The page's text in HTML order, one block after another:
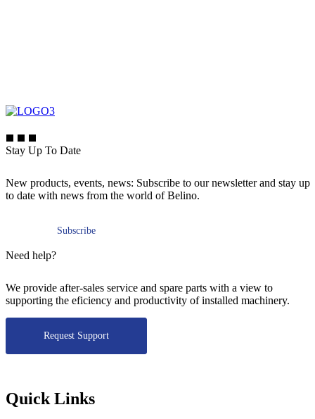
Stay Up To Date
New products, events, news: Subscribe to our newsletter and stay up
to date with news from the world of Belino.
Subscribe
Need help?
We provide after-sales service and spare parts with a view to
supporting the eficiency and productivity of installed machinery.
Request Support
Quick Links